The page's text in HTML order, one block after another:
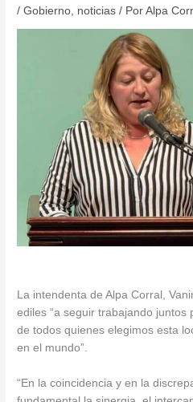
/Gobierno noticias / PorAlpa
La intendenta de Alpa Corral,
ediles “a seguir trabajando juntos
de todos quienes elegimos esta
en el mundo”.
“En la coincidencia y en la